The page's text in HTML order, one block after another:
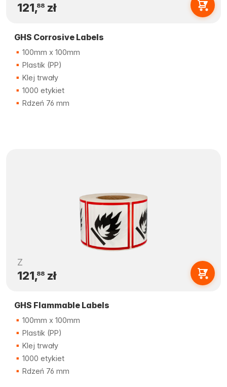
121,88zł
GHS Corrosive Labels
100mm x 100mm
Plastik (PP)
Klej trwały
1000 etykiet
Rdzeń 76 mm
Z
121,88zł
GHS Flammable Labels
100mm x 100mm
Plastik (PP)
Klej trwały
1000 etykiet
Rdzeń 76 mm